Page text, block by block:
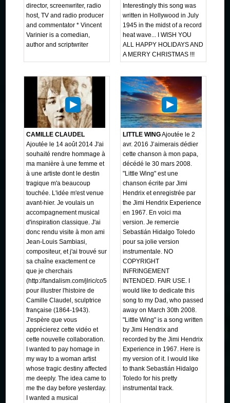
director, screenwriter, radio
host, TV and radio producer
and commentator * Vincent
Varinier is a comedian,
author and scriptwriter
Interestingly this song was
written in Hollywood in July
1945 in the midst of a record
heat wave... I WISH YOU
ALL HAPPY HOLIDAYS AND
A MERRY CHRISTMAS !!!
CAMILLE CLAUDEL
Ajoutée le 14 août 2014 J'ai
souhaité rendre hommage à
ma manière à une femme et
à une artiste dont le destin
tragique m'a beaucoup
touchée. L'idée m'est venue
avant-hier. Je voulais un
accompagnement musical
d'inspiration classique. J'ai
donc rendu visite à mon ami
Jean-Louis Sambiasi,
compositeur, et j'ai trouvé sur
sa chaîne exactement ce
que je cherchais
(http://fandalism.com/jlric/co5E)
pour illustrer l'histoire de
Camille Claudel, sculptrice
française (1864-1943).
J'espère que vous
apprécierez cette vidéo et
cette nouvelle collaboration.
I wanted to pay homage in
my way to a woman artist
whose tragic destiny affected
me deeply. The idea came to
me the day before yesterday.
I wanted a musical
LITTLE WINGAjoutée le 2
avr. 2016 J’aimerais dédier
cette chanson à mon papa,
décédé le 30 mars 2008.
"Little Wing" est une
chanson écrite par Jimi
Hendrix et enregistrée par
the Jimi Hendrix Experience
en 1967. En voici ma
version. Je remercie
Sebastián Hidalgo Toledo
pour sa jolie version
instrumentale. NO
COPYRIGHT
INFRINGEMENT
INTENDED. FAIR USE. I
would like to dedicate this
song to my Dad, who passed
away on March 30th 2008.
"Little Wing" is a song written
by Jimi Hendrix and
recorded by the Jimi Hendrix
Experience in 1967. Here is
my version of it. I would like
to thank Sebastián Hidalgo
Toledo for his pretty
instrumental track.